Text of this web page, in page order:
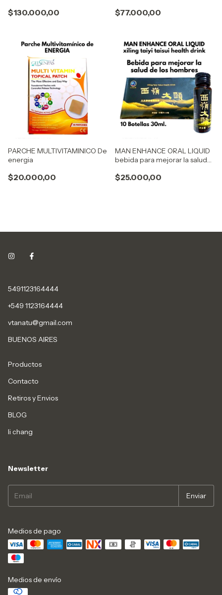
$130.000,00 $77.000,00
PARCHE MULTIVITAMINICO De
energia
$20.000,00
MAN ENHANCE ORAL LIQUID
bebida para mejorar la salud
$25.000,00
5491123164444
+549 1123164444
vtanatu@gmail.com
BUENOS AIRES
Productos
Contacto
Retiros y Envios
BLOG
li chang
Newsletter
Medios de pago
Medios de envío